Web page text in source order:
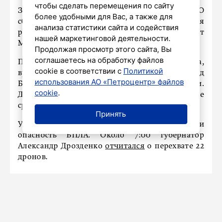
За 13 часов, с 7:00 до 20:00, российская ПВО
сбила 15 беспилотников над четырьмя
регионами, включая Ленобласть, сообщает
Минобороны.
По информации оборонного ведомства,
вражеские дроны также уничтожали над
Белгородской, Брянской и Курской областями.
Для отражения налёта задействовали дежурные
средства противовоздушной обороны.
Утром вторника в Ленобласти объявили
опасность БПЛА. Около 7:00 губернатор
Александр Дрозденкоотчитался о перехвате 22
дронов.
чтобы сделать перемещения по сайту
более удобными для Вас, а также для
анализа статистики сайта и содействия
нашей маркетинговой деятельности.
Продолжая просмотр этого сайта, Вы
соглашаетесь на обработку файлов
cookie в соответствии с Политикой
использования АО «Петроцентр» файлов
cookie.
Принять